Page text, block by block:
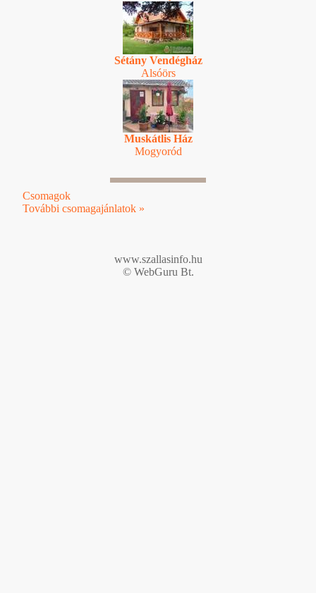
Sétány Vendégház
Alsóörs
Muskátlis Ház
Mogyoród
Csomagok
További csomagajánlatok »
www.szallasinfo.hu
© WebGuru Bt.